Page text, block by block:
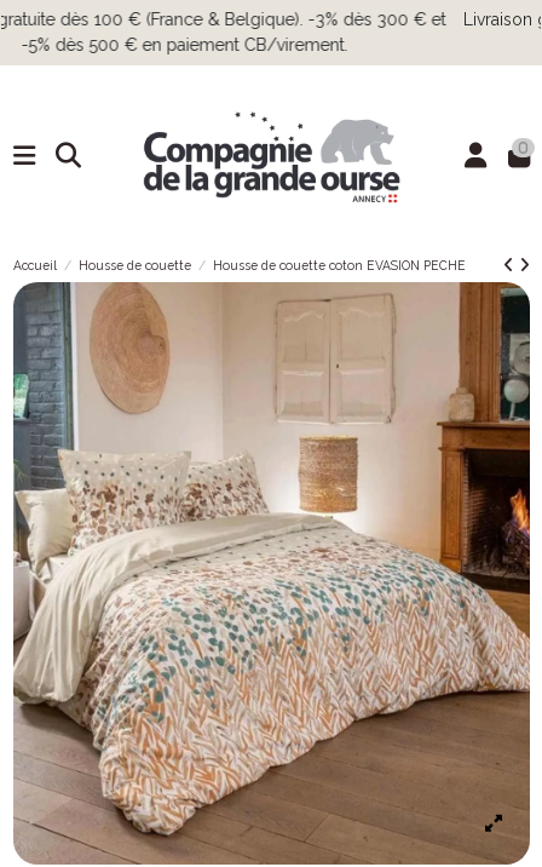
Livraison gratuite dès 100 € (France & Belgique). -3% dès 300 € et
-5% dès 500 € en paiement CB/virement.
0
Accueil Housse de couette Housse de couette coton EVASION PECHE